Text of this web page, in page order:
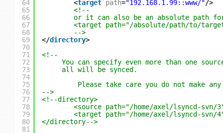
64
65
66
67
68
69
70
71
72
73
74
75
76
77
78
79
80
81
<target path="192.168.1.99::www/"/>
<!--
or it can also be an absolute path
<target path="/absolute/path/to/
-->
</directory>
<!--
You can specify even more than one
all will be synced.
Please take care you do not make
-->
<!--directory>
<source path="/home/axel/lsyncd-svn/
<target path="/home/axel/lsyncd-svn/
</directory-->